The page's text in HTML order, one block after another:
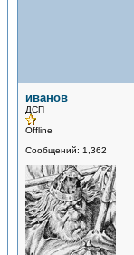
иванов
ДСП
Offline
Сообщений: 1,362